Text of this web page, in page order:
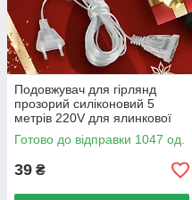
Подовжувач для гірлянд
прозорий силіконовий 5
метрів 220V для ялинкової
новорічної світлодіодної led
гірлянди
Готово до відправки 1047 од.
39 ₴